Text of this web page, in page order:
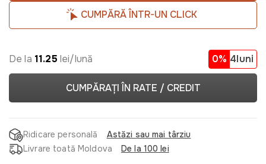
CUMPĂRĂ ÎNTR-UN CLICK
De la 11.25 lei/lună 0% 4luni
CUMPĂRAȚI ÎN RATE / CREDIT
Ridicare personală
Astăzi sau mai târziu
Livrare toată Moldova
De la 100 lei